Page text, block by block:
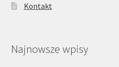
Kontakt
Najnowsze wpisy